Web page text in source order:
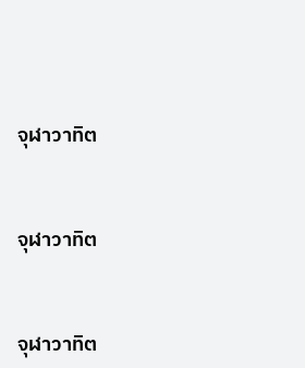
จุฬาวาทิต
จุฬาวาทิต
จุฬาวาทิต